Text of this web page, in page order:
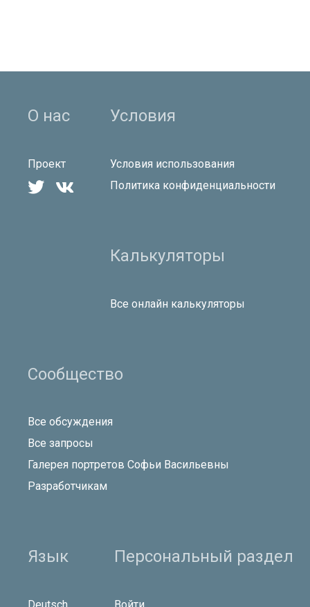
О нас
Проект
 
Условия
Условия использования
Политика конфиденциальности
Калькуляторы
Все онлайн калькуляторы
Сообщество
Все обсуждения
Все запросы
Галерея портретов Софьи Васильевны
Разработчикам
Язык Персональный раздел